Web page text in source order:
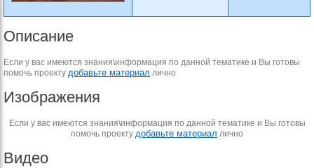
Описание
Если у вас имеются знания\информация по данной тематике и Вы готовы
помочь проекту добавьте материал лично
Изображения
Если у вас имеются знания\информация по данной тематике и Вы готовы
помочь проекту добавьте материал лично
Видео